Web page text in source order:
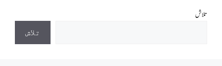
تلاش
تلاش